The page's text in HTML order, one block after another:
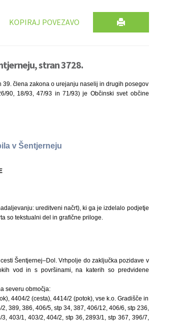
KOPIRAJ POVEZAVO
stran 3728.
39. člena zakona o urejanju naselij in drugih posegov
90, 18/93, 47/93 in 71/93) je Občinski svet občine
v Šentjerneju
ureditveni načrt), ki ga je izdelalo podjetje
so tekstualni del in grafične priloge.
Šentjernej–Dol. Vrhpolje do zaključka pozidave v
vod in s površinami, na katerih so predvidene
severu območja:
4404/2 (cesta), 4414/2 (potok), vse k.o. Gradišče in
389, 386, 406/5, stp 34, 387, 406/12, 406/6, stp 236,
403/1, 403/2, 404/2, stp 36, 2893/1, stp 367, 396/7,